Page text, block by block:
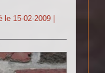
le 15-02-2009 |